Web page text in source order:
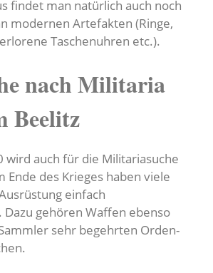
findet man natürlich auch noch
modernen Artefakten (Ringe,
Taschenuhren etc.).
nach Militaria
Beelitz
wird auch für die Militariasuche
Ende des Krieges haben viele
einfach
gehören Waffen ebenso
sehr begehrten Orden-